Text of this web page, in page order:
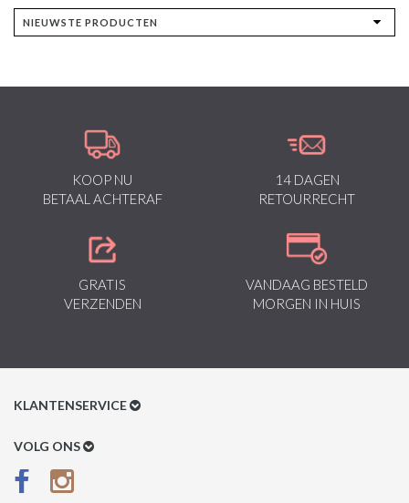
KOOP NU
BETAAL ACHTERAF
14 DAGEN
RETOURRECHT
GRATIS
VERZENDEN
VANDAAG BESTELD
MORGEN IN HUIS
KLANTENSERVICE
Klantenservice
Betaalmethoden
VOLG ONS